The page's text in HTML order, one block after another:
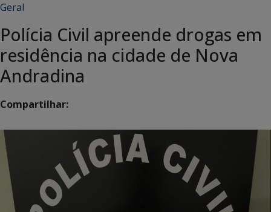
Geral
Polícia Civil apreende drogas em
residência na cidade de Nova
Andradina
Compartilhar: